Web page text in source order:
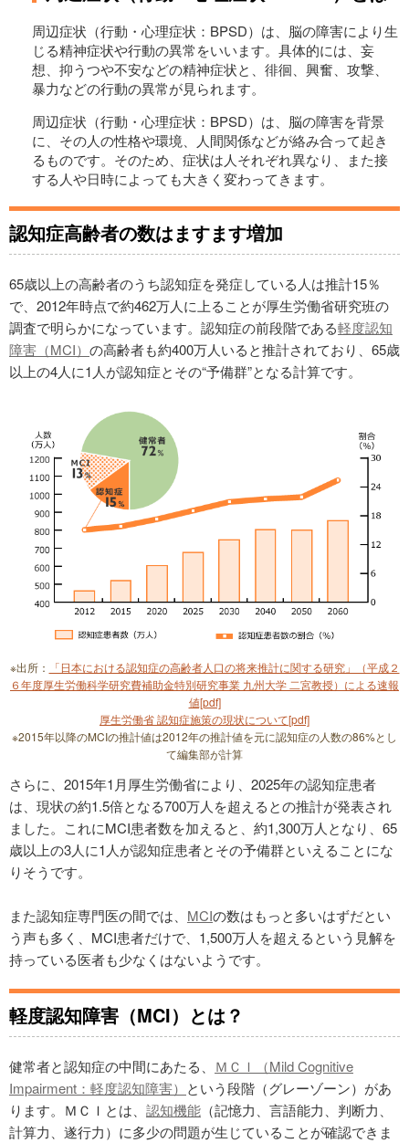
周辺症状（行動・心理症状：BPSD）は、脳の障害により生
じる精神症状や行動の異常をいいます。具体的には、妄
想、抑うつや不安などの精神症状と、徘徊、興奮、攻撃、
暴力などの行動の異常が見られます。
周辺症状（行動・心理症状：BPSD）は、脳の障害を背景
に、その人の性格や環境、人間関係などが絡み合って起き
るものです。そのため、症状は人それぞれ異なり、また接
する人や日時によっても大きく変わってきます。
認知症高齢者の数はますます増加
65歳以上の高齢者のうち認知症を発症している人は推計15％
で、2012年時点で約462万人に上ることが厚生労働省研究班の
調査で明らかになっています。認知症の前段階である軽度認知
障害（MCI） の高齢者も約400万人いると推計されており、65歳
以上の4人に1人が認知症とその“予備群”となる計算です。
※出所：
「日本における認知症の高齢者人口の将来推計に関する研究」（平成２
６年度厚生労働科学研究費補助金特別研究事業 九州大学 二宮教授）による速報
値[pdf]
厚生労働省 認知症施策の現状について[pdf]
※2015年以降のMCIの推計値は2012年の推計値を元に認知症の人数の86%とし
て編集部が計算
さらに、2015年1月厚生労働省により、2025年の認知症患者
は、現状の約1.5倍となる700万人を超えるとの推計が発表され
ました。これにMCI患者数を加えると、約1,300万人となり、65
歳以上の3人に1人が認知症患者とその予備群といえることにな
りそうです。
また認知症専門医の間では、 MCIの数はもっと多いはずだとい
う声も多く、MCI患者だけで、1,500万人を超えるという見解を
持っている医者も少なくはないようです。
軽度認知障害（MCI）とは？
健常者と認知症の中間にあたる、 ＭＣＩ（Mild Cognitive
Impairment：軽度認知障害） という段階（グレーゾーン）があ
ります。ＭＣＩとは、 認知機能 （記憶力、言語能力、判断力、
計算力、遂行力）に多少の問題が生じていることが確認できま